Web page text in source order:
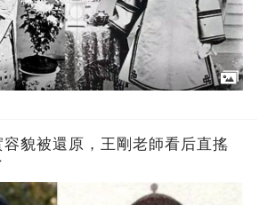
貌被還原，王剛老師看后直搖